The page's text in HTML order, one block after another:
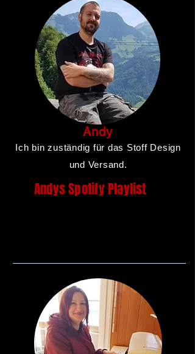
Andy
Ich bin zuständig für das Stoff Design
und Versand.
Andys Spotify Playlist